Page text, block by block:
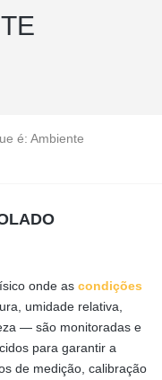
é: Ambiente
onde as condições
umidade relativa,
— são monitoradas e
para garantir a
de medição, calibração